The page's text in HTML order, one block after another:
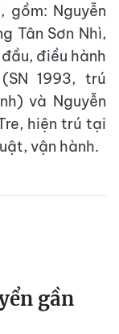
Nguyễn
Tân Sơn Nhì,
điều hành
1993, trú
và Nguyễn
hiện trú tại
vận hành.
gần